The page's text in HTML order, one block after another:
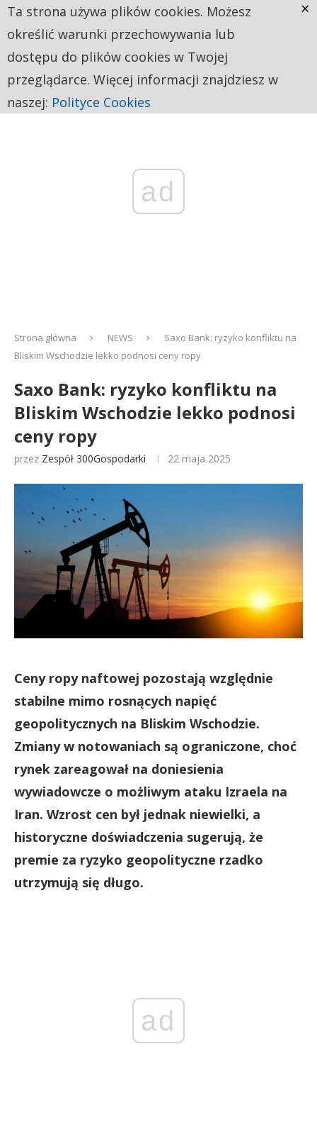
ad
Strona główna NEWS
Saxo Bank: ryzyko konfliktu na
Bliskim Wschodzie lekko podnosi ceny ropy
Saxo Bank: ryzyko konfliktu na
Bliskim Wschodzie lekko podnosi
ceny ropy
przez Zespół 300Gospodarki 22 maja 2025
Ceny ropy naftowej pozostają względnie
stabilne mimo rosnących napięć
geopolitycznych na Bliskim Wschodzie.
Zmiany w notowaniach są ograniczone, choć
rynek zareagował na doniesienia
wywiadowcze o możliwym ataku Izraela na
Iran. Wzrost cen był jednak niewielki, a
historyczne doświadczenia sugerują, że
premie za ryzyko geopolityczne rzadko
utrzymują się długo.
ad
Ta strona używa plików cookies. Możesz
określić warunki przechowywania lub
dostępu do plików cookies w Twojej
przeglądarce. Więcej informacji znajdziesz w
naszej: Polityce Cookies
×